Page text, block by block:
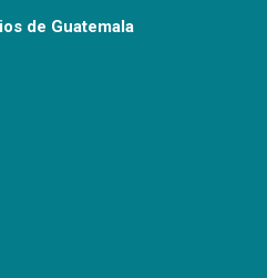
de Guatemala